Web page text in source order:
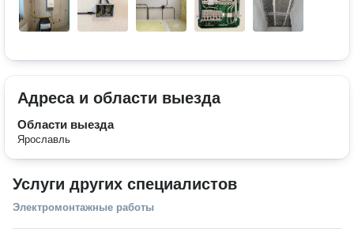
Адреса и области выезда
Области выезда
Ярославль
Услуги других специалистов
Электромонтажные работы